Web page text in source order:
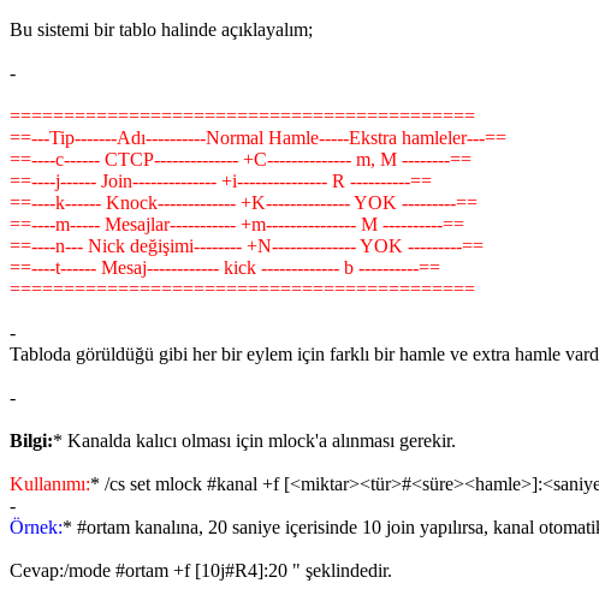
Bu sistemi bir tablo halinde açıklayalım;
-
===========================================
==---Tip-------Adı----------Normal Hamle-----Ekstra hamleler---==
==----c------ CTCP-------------- +C-------------- m, M --------==
==----j------ Join-------------- +i--------------- R ----------==
==----k------ Knock------------- +K-------------- YOK ---------==
==----m----- Mesajlar----------- +m--------------- M ----------==
==----n--- Nick değişimi-------- +N-------------- YOK ---------==
==----t------ Mesaj------------ kick ------------- b ----------==
===========================================
-
Tabloda görüldüğü gibi her bir eylem için farklı bir hamle ve extra hamle
-
Bilgi:* Kanalda kalıcı olması için mlock'a alınması gerekir.
Kullanımı:* /cs set mlock #kanal +f
-
Örnek:* #ortam kanalına, 20 saniye içerisinde 10 join yapılırsa, kanal
Cevap:/mode #ortam +f [10j#R4]:20 " şeklindedir.